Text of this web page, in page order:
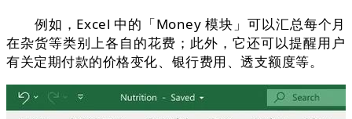
例如，Excel 中的「Money 模块」可以汇总每个月
在杂货等类别上各自的花费；此外，它还可以提醒用户
有关定期付款的价格变化、银行费用、透支额度等。